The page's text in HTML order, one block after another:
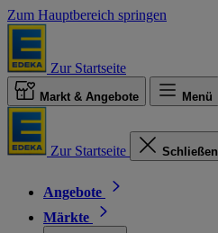
Zum Hauptbereich springen
Zur Startseite
Markt & Angebote Menü
Zur Startseite Schließen
Angebote
Märkte